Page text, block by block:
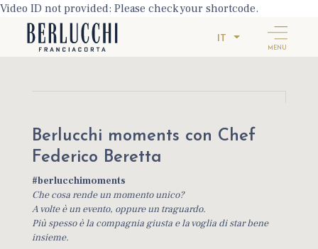
Video ID not provided: Please check your shortcode.
IT
MENU
Berlucchi moments con Chef
Federico Beretta
#berlucchimoments
Che cosa rende un momento unico?
A volte è un evento, oppure un traguardo.
Più spesso è la compagnia giusta e la voglia di star bene
insieme.